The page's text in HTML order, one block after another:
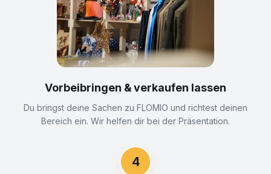
Vorbeibringen & verkaufen lassen
Du bringst deine Sachen zu FLOMIO und richtest deinen
Bereich ein. Wir helfen dir bei der Präsentation.
4